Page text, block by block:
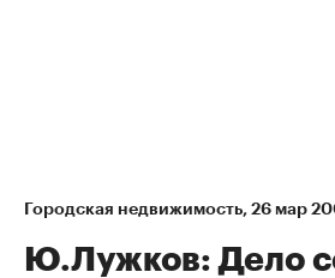
Городская недвижимость⁠, 26 мар
Ю.Лужков: Дело